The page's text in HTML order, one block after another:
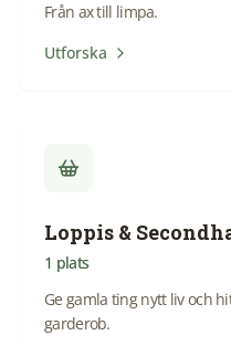
Från ax till limpa.
Utforska
Loppis &
1 plats
Ge gamla ting nytt liv och
garderob.